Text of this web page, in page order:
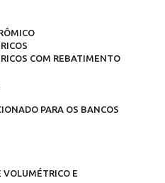
COM REBATIMENTO
PARA OS BANCOS
VOLUMÉTRICO E